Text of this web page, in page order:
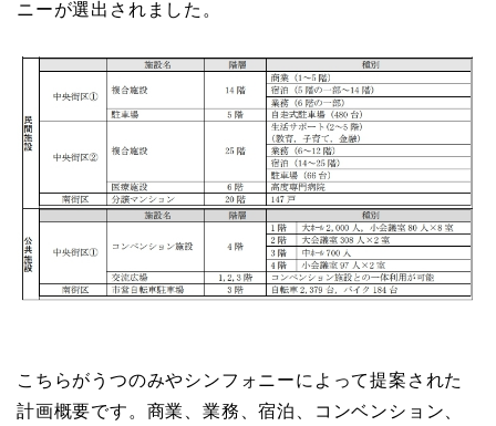
ニーが選出されました。
こちらがうつのみやシンフォニーによって提案された
計画概要です。商業、業務、宿泊、コンベンション、